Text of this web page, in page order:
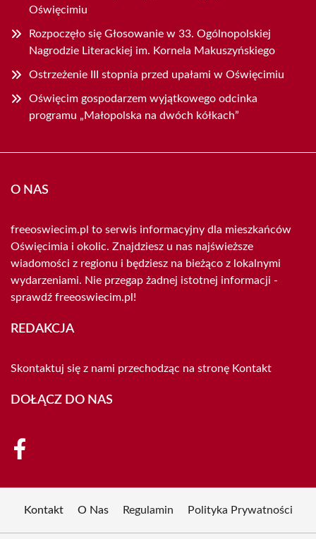
Oświęcimiu
Rozpoczęło się Głosowanie w 33. Ogólnopolskiej
Nagrodzie Literackiej im. Kornela Makuszyńskiego
Ostrzeżenie III stopnia przed upałami w Oświęcimiu
Oświęcim gospodarzem wyjątkowego odcinka
programu „Małopolska na dwóch kółkach”
O NAS
freeoswiecim.pl to serwis informacyjny dla mieszkańców
Oświęcimia i okolic. Znajdziesz u nas najświeższe
wiadomości z regionu i będziesz na bieżąco z lokalnymi
wydarzeniami. Nie przegap żadnej istotnej informacji -
sprawdź freeoswiecim.pl!
REDAKCJA
Skontaktuj się z nami przechodząc na stronę Kontakt
DOŁĄCZ DO NAS
Kontakt O Nas Regulamin Polityka Prywatności